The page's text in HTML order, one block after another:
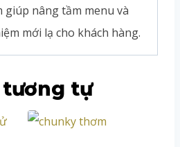
giúp nâng tầm menu và
mới lạ cho khách hàng.
tương tự